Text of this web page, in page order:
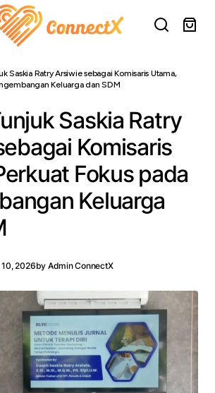
pada Pengembangan Keluarga
Saskia Ratry Arsiwie sebagai Komisaris Utama,
Keluarga dan SDM
Saskia Ratry
Komisaris
Fokus pada
Keluarga
2026by Admin ConnectX